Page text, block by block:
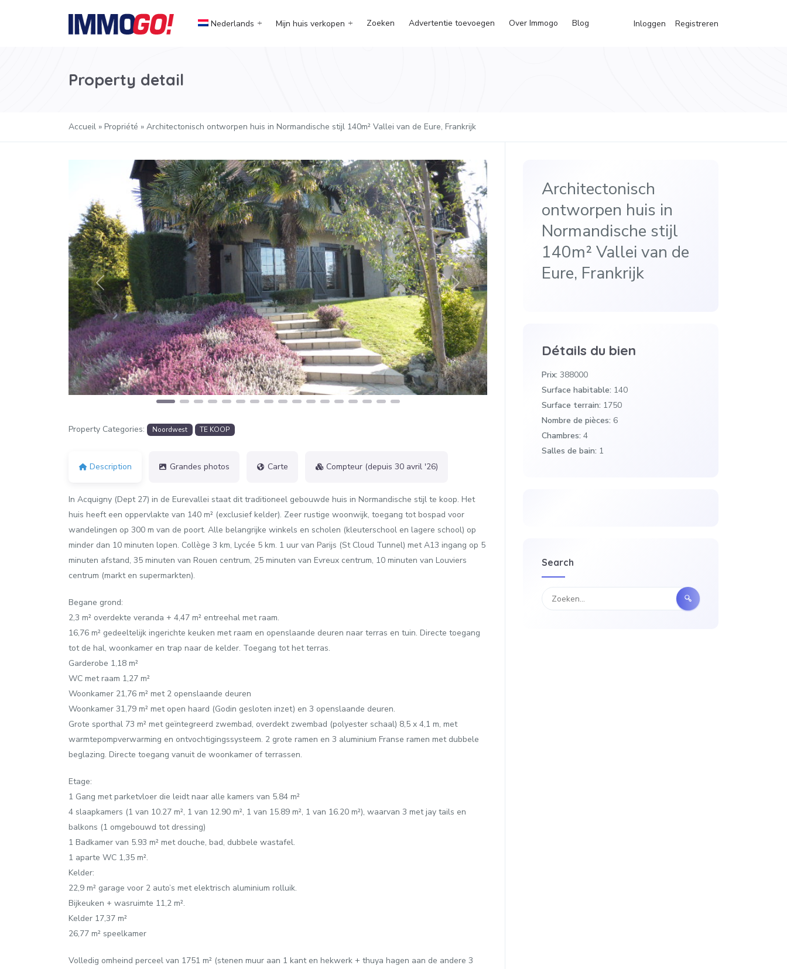
Nederlands Mijn huis verkopen Zoeken Advertentie toevoegen Over Immogo Blog Inloggen Registreren
Property detail
Accueil » Propriété » Architectonisch ontworpen huis in Normandische stijl 140m² Vallei van de Eure, Frankrijk
Previous Next
Property Categories: Noordwest TE KOOP
Description Grandes photos Carte Compteur (depuis 30 avril '26)
In Acquigny (Dept 27) in de Eurevallei staat dit traditioneel gebouwde huis in Normandische stijl te koop. Het
huis heeft een oppervlakte van 140 m² (exclusief kelder). Zeer rustige woonwijk, toegang tot bospad voor
wandelingen op 300 m van de poort. Alle belangrijke winkels en scholen (kleuterschool en lagere school) op
minder dan 10 minuten lopen. Collège 3 km, Lycée 5 km. 1 uur van Parijs (St Cloud Tunnel) met A13 ingang op 5
minuten afstand, 35 minuten van Rouen centrum, 25 minuten van Evreux centrum, 10 minuten van Louviers
centrum (markt en supermarkten).
Begane grond:
2,3 m² overdekte veranda + 4,47 m² entreehal met raam.
16,76 m² gedeeltelijk ingerichte keuken met raam en openslaande deuren naar terras en tuin. Directe toegang
tot de hal, woonkamer en trap naar de kelder. Toegang tot het terras.
Garderobe 1,18 m²
WC met raam 1,27 m²
Woonkamer 21,76 m² met 2 openslaande deuren
Woonkamer 31,79 m² met open haard (Godin gesloten inzet) en 3 openslaande deuren.
Grote sporthal 73 m² met geïntegreerd zwembad, overdekt zwembad (polyester schaal) 8,5 x 4,1 m, met
warmtepompverwarming en ontvochtigingssysteem. 2 grote ramen en 3 aluminium Franse ramen met dubbele
beglazing. Directe toegang vanuit de woonkamer of terrassen.
Etage:
1 Gang met parketvloer die leidt naar alle kamers van 5.84 m²
4 slaapkamers (1 van 10.27 m², 1 van 12.90 m², 1 van 15.89 m², 1 van 16.20 m²), waarvan 3 met jay tails en
balkons (1 omgebouwd tot dressing)
1 Badkamer van 5.93 m² met douche, bad, dubbele wastafel.
1 aparte WC 1,35 m².
Kelder:
22,9 m² garage voor 2 auto’s met elektrisch aluminium rolluik.
Bijkeuken + wasruimte 11,2 m².
Kelder 17,37 m²
26,77 m² speelkamer
Volledig omheind perceel van 1751 m² (stenen muur aan 1 kant en hekwerk + thuya hagen aan de andere 3
Architectonisch
ontworpen huis in
Normandische stijl
140m² Vallei van de
Eure, Frankrijk
Détails du bien
Prix: 388000
Surface habitable: 140
Surface terrain: 1750
Nombre de pièces: 6
Chambres: 4
Salles de bain: 1
Search